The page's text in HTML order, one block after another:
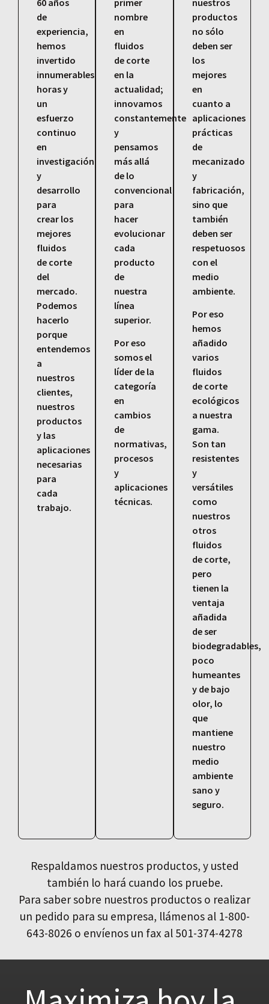
60 años
de
experiencia,
hemos
invertido
innumerables
horas y
un
esfuerzo
continuo
en
investigación
y
desarrollo
para
crear los
mejores
fluidos
de corte
del
mercado.
Podemos
hacerlo
porque
entendemos
a
nuestros
clientes,
nuestros
productos
y las
aplicaciones
necesarias
para
cada
trabajo.
primer
nombre
en
fluidos
de corte
en la
actualidad;
innovamos
constantemente
y
pensamos
más allá
de lo
convencional
para
hacer
evolucionar
cada
producto
de
nuestra
línea
superior.
Por eso
somos el
líder de la
categoría
en
cambios
de
normativas,
procesos
y
aplicaciones
técnicas.
nuestros
productos
no sólo
deben ser
los
mejores
en
cuanto a
aplicaciones
prácticas
de
mecanizado
y
fabricación,
sino que
también
deben ser
respetuosos
con el
medio
ambiente.
Por eso
hemos
añadido
varios
fluidos
de corte
ecológicos
a nuestra
gama.
Son tan
resistentes
y
versátiles
como
nuestros
otros
fluidos
de corte,
pero
tienen la
ventaja
añadida
de ser
biodegradables,
poco
humeantes
y de bajo
olor, lo
que
mantiene
nuestro
medio
ambiente
sano y
seguro.
Respaldamos nuestros productos, y usted
también lo hará cuando los pruebe.
Para saber sobre nuestros productos o realizar
un pedido para su empresa, llámenos al 1-800-
643-8026 o envíenos un fax al 501-374-4278